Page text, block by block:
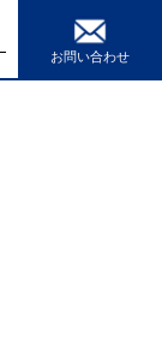
お問い合わせ